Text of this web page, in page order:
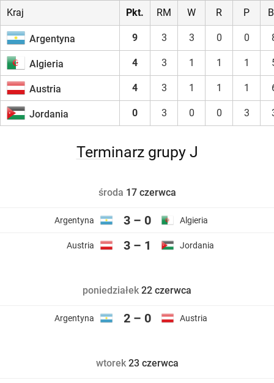
Kraj Pkt. RM W R P
Argentyna 9 3 3 0 0
Algieria 4 3 1 1 1
Austria 4 3 1 1 1
Jordania 0 3 0 0 3
Terminarzgrupy J
środa 17 czerwca
Argentyna 3 – 0 Algieria
Austria 3 – 1 Jordania
poniedziałek 22 czerwca
Argentyna 2 – 0 Austria
wtorek23 czerwca